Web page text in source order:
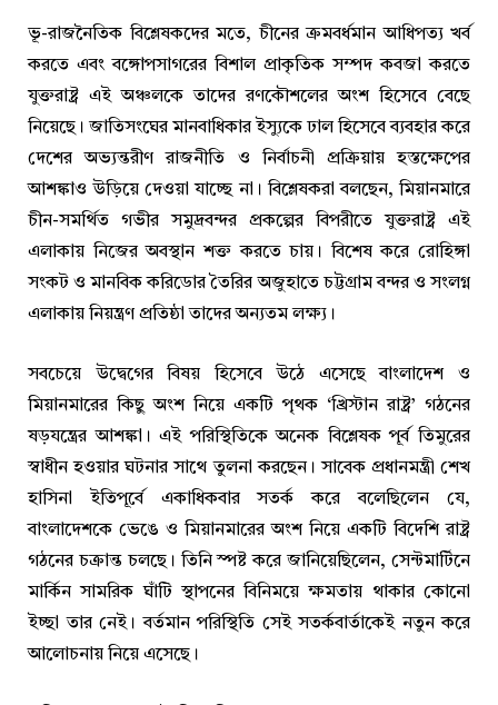
ভূ-রাজনৈতিক বিশ্লেষকদের মতে, চীনের ক্রমবর্ধমান আধিপত্য খর্ব
করতে এবং বঙ্গোপসাগরের বিশাল প্রাকৃতিক সম্পদ কবজা করতে
যুক্তরাষ্ট্র এই অঞ্চলকে তাদের রণকৌশলের অংশ হিসেবে বেছে
নিয়েছে। জাতিসংঘের মানবাধিকার ইস্যুকে ঢাল হিসেবে ব্যবহার করে
দেশের অভ্যন্তরীণ রাজনীতি ও নির্বাচনী প্রক্রিয়ায় হস্তক্ষেপের
আশঙ্কাও উড়িয়ে দেওয়া যাচ্ছে না। বিশ্লেষকরা বলছেন, মিয়ানমারে
চীন-সমর্থিত গভীর সমুদ্রবন্দর প্রকল্পের বিপরীতে যুক্তরাষ্ট্র এই
এলাকায় নিজের অবস্থান শক্ত করতে চায়। বিশেষ করে রোহিঙ্গা
সংকট ও মানবিক করিডোর তৈরির অজুহাতে চট্টগ্রাম বন্দর ও সংলগ্ন
এলাকায় নিয়ন্ত্রণ প্রতিষ্ঠা তাদের অন্যতম লক্ষ্য।
সবচেয়ে উদ্বেগের বিষয় হিসেবে উঠে এসেছে বাংলাদেশ ও
মিয়ানমারের কিছু অংশ নিয়ে একটি পৃথক ‘খ্রিস্টান রাষ্ট্র’ গঠনের
ষড়যন্ত্রের আশঙ্কা। এই পরিস্থিতিকে অনেক বিশ্লেষক পূর্ব তিমুরের
স্বাধীন হওয়ার ঘটনার সাথে তুলনা করছেন। সাবেক প্রধানমন্ত্রী শেখ
হাসিনা ইতিপূর্বে একাধিকবার সতর্ক করে বলেছিলেন যে,
বাংলাদেশকে ভেঙে ও মিয়ানমারের অংশ নিয়ে একটি বিদেশি রাষ্ট্র
গঠনের চক্রান্ত চলছে। তিনি স্পষ্ট করে জানিয়েছিলেন, সেন্টমার্টিনে
মার্কিন সামরিক ঘাঁটি স্থাপনের বিনিময়ে ক্ষমতায় থাকার কোনো
ইচ্ছা তার নেই। বর্তমান পরিস্থিতি সেই সতর্কবার্তাকেই নতুন করে
আলোচনায় নিয়ে এসেছে।